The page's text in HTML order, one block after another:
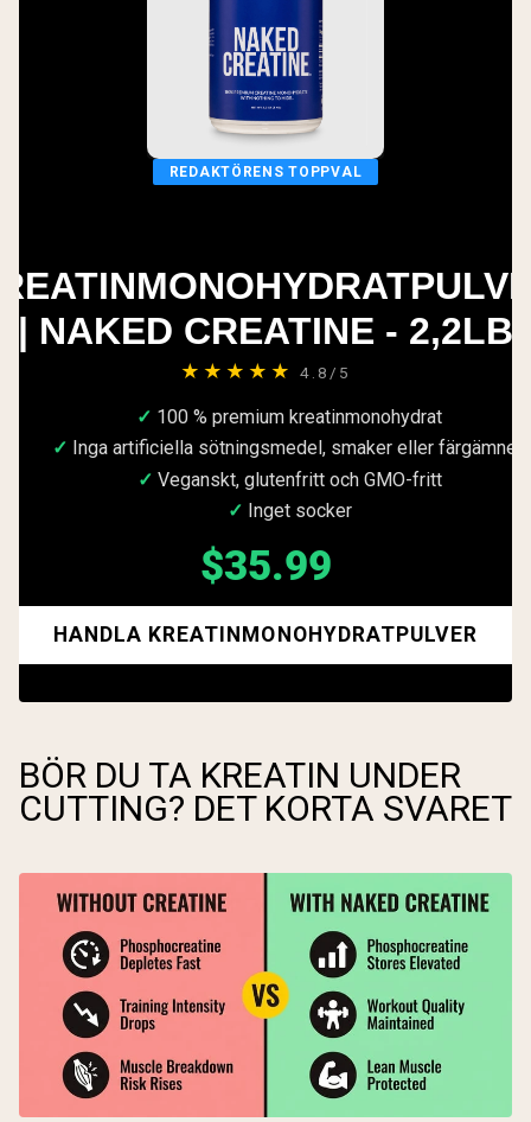
REDAKTÖRENS TOPPVAL
| NAKED CREATINE - 2,2LB
★★★★★ 4.8/5
100 % premium kreatinmonohydrat
Inga artificiella sötningsmedel, smaker eller färgämnen
Veganskt, glutenfritt och GMO-fritt
Inget socker
$35.99
HANDLA KREATINMONOHYDRATPULVER
BÖR DU TA KREATIN UNDER
CUTTING? DET KORTA SVARET